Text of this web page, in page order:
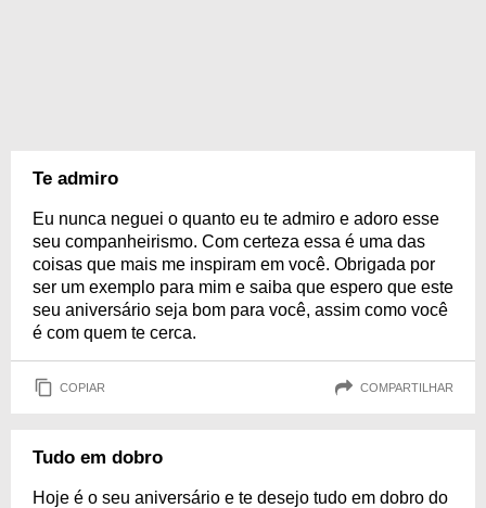
Te admiro
Eu nunca neguei o quanto eu te admiro e adoro esse
seu companheirismo. Com certeza essa é uma das
coisas que mais me inspiram em você. Obrigada por
ser um exemplo para mim e saiba que espero que este
seu aniversário seja bom para você, assim como você
é com quem te cerca.
COPIAR COMPARTILHAR
Tudo em dobro
Hoje é o seu aniversário e te desejo tudo em dobro do